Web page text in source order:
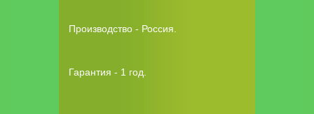
Производство - Россия.
Гарантия - 1 год.